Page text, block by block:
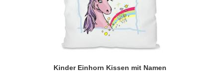
Kinder Einhorn Kissen mit Namen